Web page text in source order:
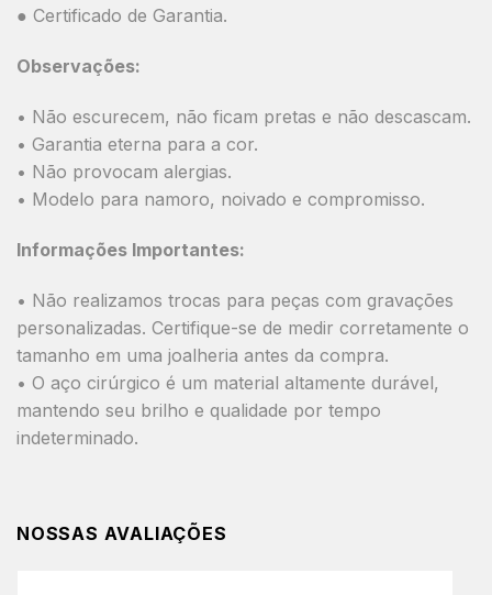
● Certificado de Garantia.
Observações:
• Não escurecem, não ficam pretas e não descascam.
• Garantia eterna para a cor.
• Não provocam alergias.
• Modelo para namoro, noivado e compromisso.
Informações Importantes:
• Não realizamos trocas para peças com gravações
personalizadas. Certifique-se de medir corretamente o
tamanho em uma joalheria antes da compra.
• O aço cirúrgico é um material altamente durável,
mantendo seu brilho e qualidade por tempo
indeterminado.
NOSSAS AVALIAÇÕES